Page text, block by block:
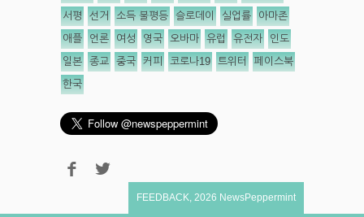
서평 선거 소득 불평등 슬로데이 실업률 아마존
애플 언론 여성 영국 오바마 유럽 유전자 인도
일본 종교 중국 커피 코로나19 트위터 페이스북
한국
FEEDBACK 2026 NewsPeppermint